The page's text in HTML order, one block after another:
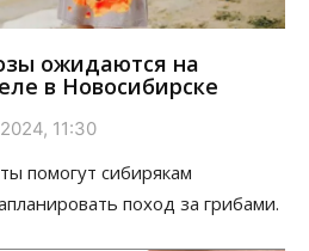
ожидаются на
в Новосибирске
11:30
помогут сибирякам
поход за грибами.